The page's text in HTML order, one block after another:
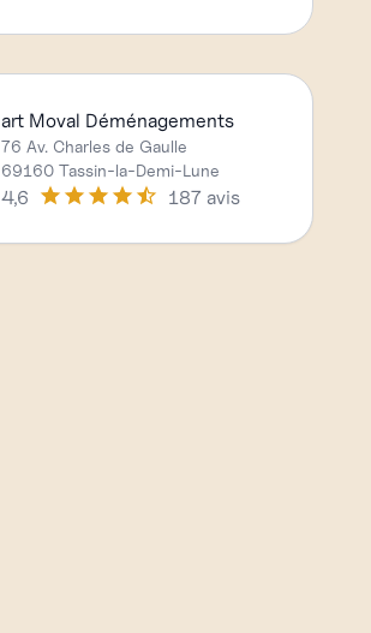
art Moval Déménagements
76 Av. Charles de Gaulle
69160 Tassin-la-Demi-Lune
4,6 187 avis